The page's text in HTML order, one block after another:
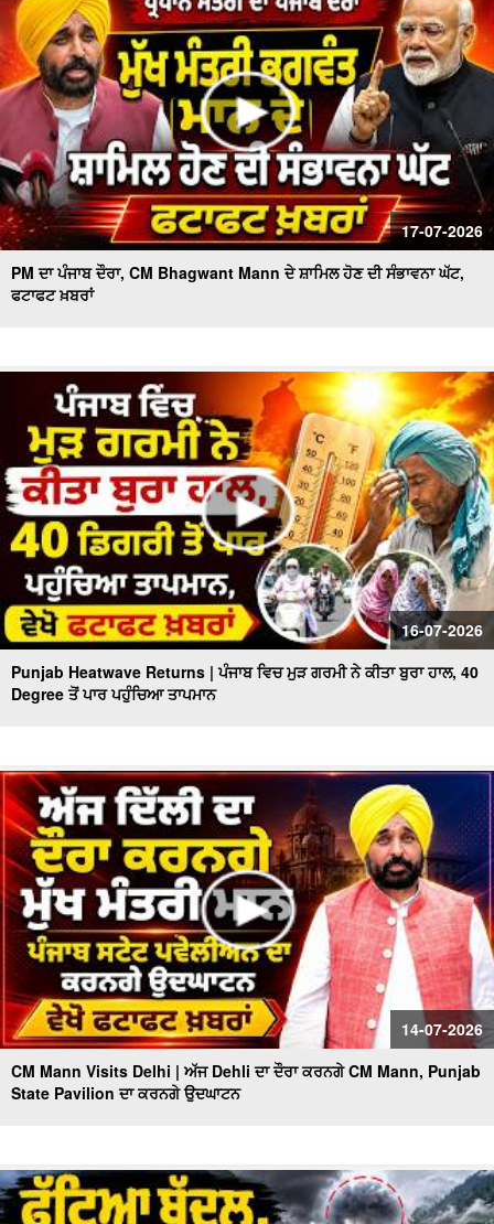
17-07-2026
PM ਦਾ ਪੰਜਾਬ ਦੌਰਾ, CM Bhagwant Mann ਦੇ ਸ਼ਾਮਿਲ ਹੋਣ ਦੀ ਸੰਭਾਵਨਾ ਘੱਟ,
ਫਟਾਫਟ ਖ਼ਬਰਾਂ
16-07-2026
Punjab Heatwave Returns | ਪੰਜਾਬ ਵਿਚ ਮੁੜ ਗਰਮੀ ਨੇ ਕੀਤਾ ਬੁਰਾ ਹਾਲ, 40
Degree ਤੋਂ ਪਾਰ ਪਹੁੰਚਿਆ ਤਾਪਮਾਨ
14-07-2026
CM Mann Visits Delhi | ਅੱਜ Dehli ਦਾ ਦੌਰਾ ਕਰਨਗੇ CM Mann, Punjab
State Pavilion ਦਾ ਕਰਨਗੇ ਉਦਘਾਟਨ